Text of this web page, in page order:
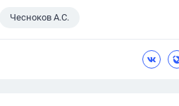
Чесноков А.С.